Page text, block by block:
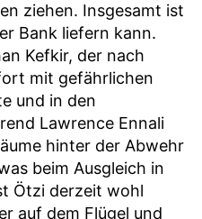
ziehen. Insgesamt ist
Bank liefern kann.
Kefkir, der nach
mit gefährlichen
und in den
Lawrence Ennali
hinter der Abwehr
beim Ausgleich in
Ötzi derzeit wohl
auf dem Flügel und